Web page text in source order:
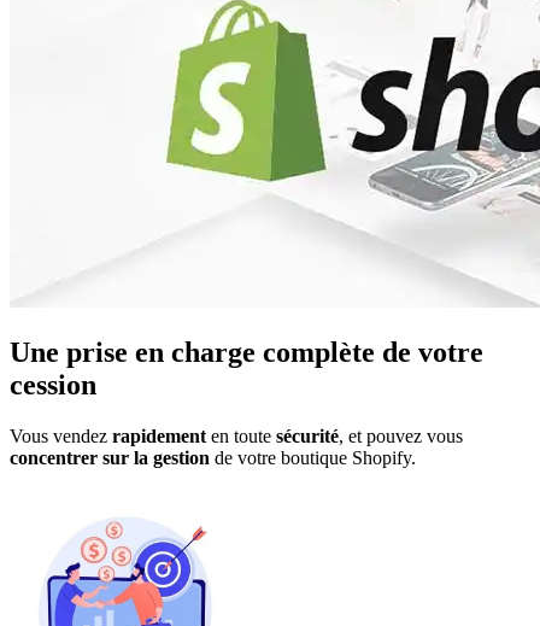
Une prise en charge complète de votre
cession
Vous vendez rapidement en toute sécurité, et pouvez vous
concentrer sur la gestion de votre boutique Shopify.